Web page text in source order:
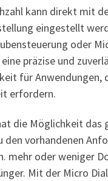
kann direkt mit
eingestellt
oder
präzise und
für Anwendungen,
erfordern.
die Möglichkeit das
den vorhandenen
mehr oder weniger
Mit der Micro